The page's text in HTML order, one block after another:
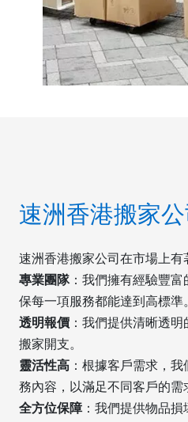
速洲香港搬家
速洲香港搬家公司在市場上
專業團隊：我們擁有經驗豐富
保每一項服務都能達到高標準
透明報價 ：我們提供清晰透
搬家開支。
靈活性高 ：根據客戶需求，
務內容，以滿足不同客戶的需
全方位保障：我們提供物品損